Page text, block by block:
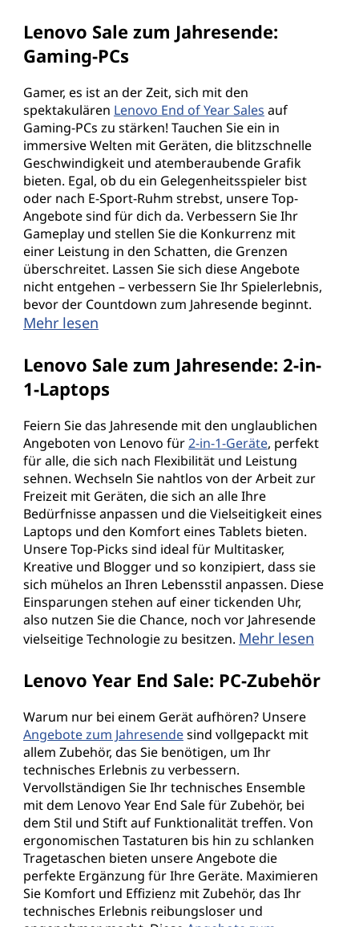
m
Lenovo Sale zum Jahresende:
Gaming-PCs
Gamer, es ist an der Zeit, sich mit den
spektakulären Lenovo End of Year Sales auf
Gaming-PCs zu stärken! Tauchen Sie ein in
immersive Welten mit Geräten, die blitzschnelle
Geschwindigkeit und atemberaubende Grafik
bieten. Egal, ob du ein Gelegenheitsspieler bist
oder nach E-Sport-Ruhm strebst, unsere Top-
Angebote sind für dich da. Verbessern Sie Ihr
Gameplay und stellen Sie die Konkurrenz mit
einer Leistung in den Schatten, die Grenzen
überschreitet. Lassen Sie sich diese Angebote
nicht entgehen – verbessern Sie Ihr Spielerlebnis,
bevor der Countdown zum Jahresende beginnt.
Mehr lesen
Lenovo Sale zum Jahresende: 2-in-
1-Laptops
Feiern Sie das Jahresende mit den unglaublichen
Angeboten von Lenovo für2-in-1-Geräte, perfekt
für alle, die sich nach Flexibilität und Leistung
sehnen. Wechseln Sie nahtlos von der Arbeit zur
Freizeit mit Geräten, die sich an alle Ihre
Bedürfnisse anpassen und die Vielseitigkeit eines
Laptops und den Komfort eines Tablets bieten.
Unsere Top-Picks sind ideal für Multitasker,
Kreative und Blogger und so konzipiert, dass sie
sich mühelos an Ihren Lebensstil anpassen. Diese
Einsparungen stehen auf einer tickenden Uhr,
also nutzen Sie die Chance, noch vor Jahresende
vielseitige Technologie zu besitzen. Mehr lesen
Lenovo Year End Sale: PC-Zubehör
Warum nur bei einem Gerät aufhören? Unsere
Angebote zum Jahresendesind vollgepackt mit
allem Zubehör, das Sie benötigen, um Ihr
technisches Erlebnis zu verbessern.
Vervollständigen Sie Ihr technisches Ensemble
mit dem Lenovo Year End Sale für Zubehör, bei
dem Stil und Stift auf Funktionalität treffen. Von
ergonomischen Tastaturen bis hin zu schlanken
Tragetaschen bieten unsere Angebote die
perfekte Ergänzung für Ihre Geräte. Maximieren
Sie Komfort und Effizienz mit Zubehör, das Ihr
technisches Erlebnis reibungsloser und